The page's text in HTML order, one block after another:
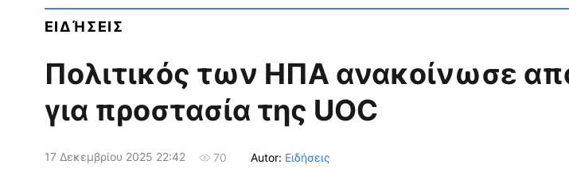
ΕΙΔΉΣΕΙΣ
Поλιτικός των ΗΠΑ ανακοίνωσε
για προστασία της UOC
17 Δεκεμβρίου 2025 22:42 70 Autor: Ειδήσεις